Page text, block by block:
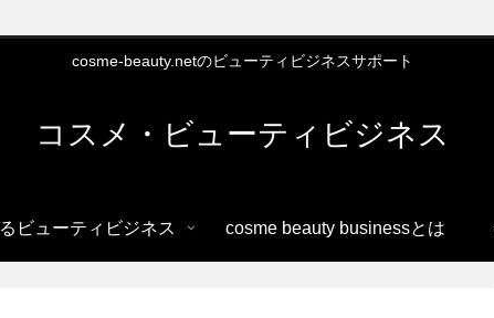
cosme-beauty.netのビューティビジネスサポート
コスメ・ビューティビジネス
ビューティビジネス cosme beauty businessとは